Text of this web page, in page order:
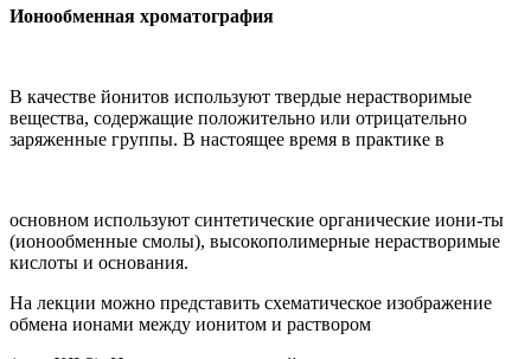
Ионообменная хроматография
В качестве йонитов используют твердые нерастворимые
вещества, содержащие положительно или отрицательно
заряженные группы. В настоящее время в практике в
основном используют синтетические органические иони-ты
(ионообменные смолы), высокополимерные нерастворимые
кислоты и основания.
На лекции можно представить схематическое изображение
обмена ионами между ионитом и раствором